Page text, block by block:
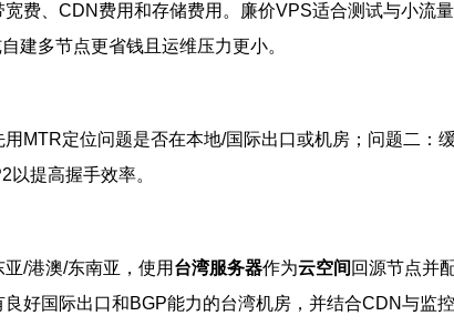
费、CDN费用和存储费用。廉价VPS适合测试与小
建多节点更省钱且运维压力更小。
MTR定位问题是否在本地/国际出口或机房；问题二
提高握手效率。
/港澳/东南亚，使用 台湾服务器作为云空间 回源节点并
好国际出口和BGP能力的台湾机房，并结合CDN与监控